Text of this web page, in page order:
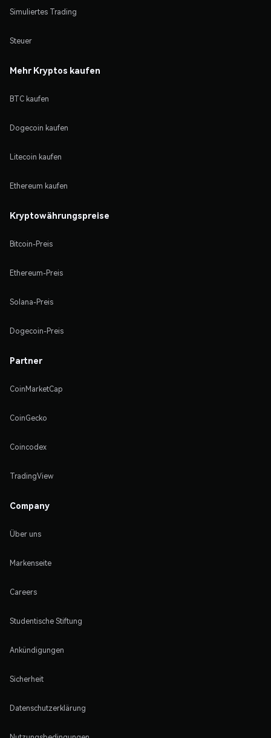
Simuliertes Trading
Steuer
Mehr Kryptos kaufen
BTC kaufen
Dogecoin kaufen
Litecoin kaufen
Ethereum kaufen
Kryptowährungspreise
Bitcoin-Preis
Ethereum-Preis
Solana-Preis
Dogecoin-Preis
Partner
CoinMarketCap
CoinGecko
Coincodex
TradingView
Company
Über uns
Markenseite
Careers
Studentische Stiftung
Ankündigungen
Sicherheit
Datenschutzerklärung